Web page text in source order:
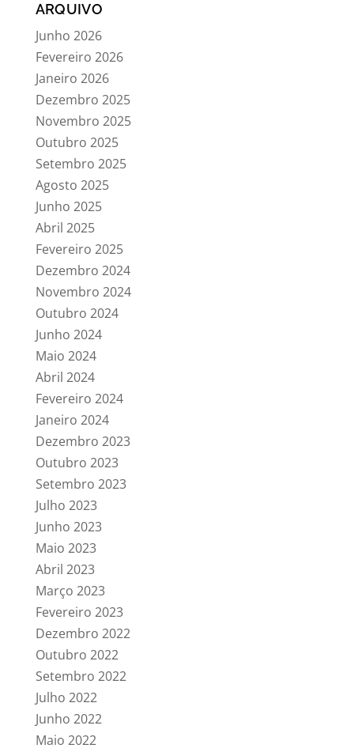
ARQUIVO
Junho 2026
Fevereiro 2026
Janeiro 2026
Dezembro 2025
Novembro 2025
Outubro 2025
Setembro 2025
Agosto 2025
Junho 2025
Abril 2025
Fevereiro 2025
Dezembro 2024
Novembro 2024
Outubro 2024
Junho 2024
Maio 2024
Abril 2024
Fevereiro 2024
Janeiro 2024
Dezembro 2023
Outubro 2023
Setembro 2023
Julho 2023
Junho 2023
Maio 2023
Abril 2023
Março 2023
Fevereiro 2023
Dezembro 2022
Outubro 2022
Setembro 2022
Julho 2022
Junho 2022
Maio 2022